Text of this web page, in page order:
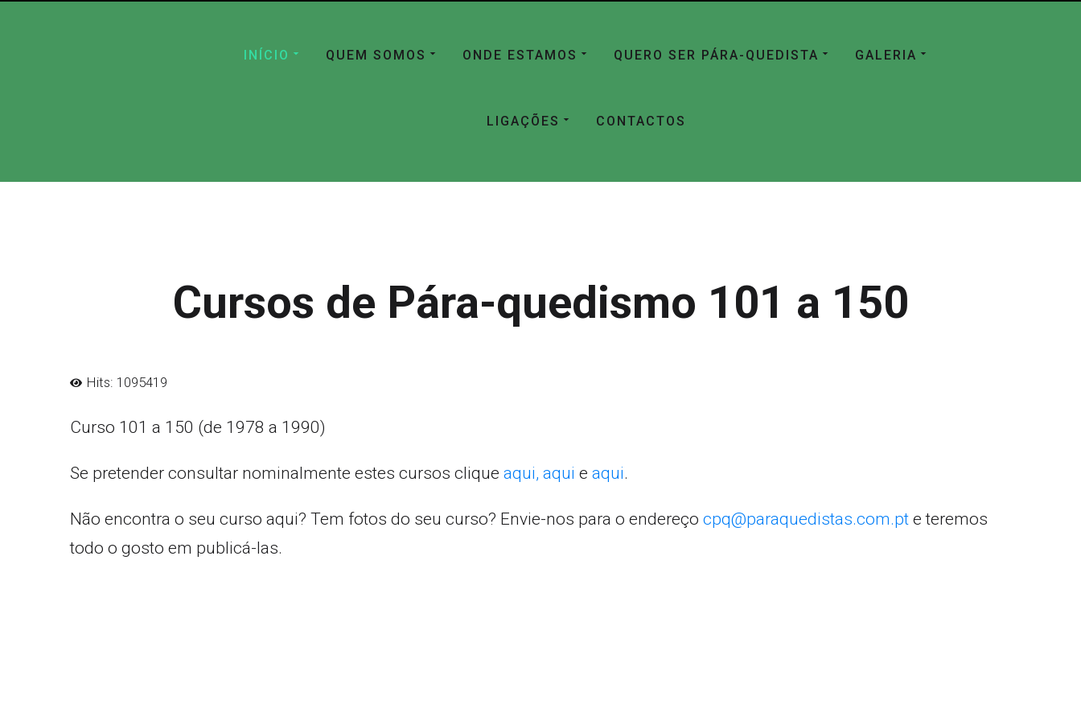
INÍCIO QUEM SOMOS ONDE ESTAMOS QUERO SER PÁRA-QUEDISTA GALERIA
LIGAÇÕES CONTACTOS
Cursos de Pára-quedismo 101 a 150
Hits: 1095419
Curso 101 a 150 (de 1978 a 1990)
Se pretender consultar nominalmente estes cursos clique aqui, aqui e aqui.
Não encontra o seu curso aqui? Tem fotos do seu curso? Envie-nos para o endereço cpq@paraquedistas.com.pt e teremos
todo o gosto em publicá-las.